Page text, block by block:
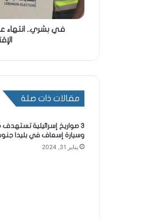
في بشري.. انتهاء
مقالات ذات صلة
3 صواريخ إسرائيلية تستهدف
وسيارة إسعاف في بليدا
يناير 31, 2024